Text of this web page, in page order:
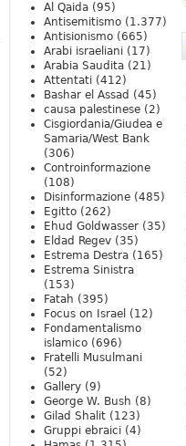
Al Qaida (95)
Antisemitismo (1.377)
Antisionismo (665)
Arabi israeliani (17)
Arabia Saudita (21)
Attentati (412)
Bashar el Assad (45)
causa palestinese (2)
Cisgiordania/Giudea e
Samaria/West Bank
(306)
Controinformazione
(108)
Disinformazione (485)
Egitto (262)
Ehud Goldwasser (35)
Eldad Regev (35)
Estrema Destra (165)
Estrema Sinistra
(153)
Fatah (395)
Focus on Israel (12)
Fondamentalismo
islamico (696)
Fratelli Musulmani
(52)
Gallery (9)
George W. Bush (8)
Gilad Shalit (123)
Gruppi ebraici (4)